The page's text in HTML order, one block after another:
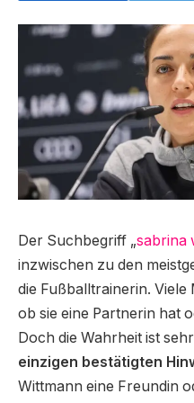
Der Suchbegriff „sabrina
inzwischen zu den
die Fußballtrainerin.
ob sie eine Partnerin hat
Doch die Wahrheit ist
einzigen bestätigten
Wittmann eine Freundin